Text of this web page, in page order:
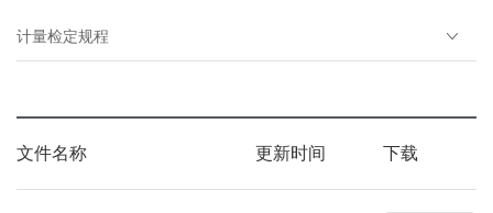
计量检定规程
文件名称 更新时间 下载